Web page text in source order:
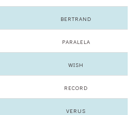
BERTRAND
PARALELA
WISH
RECORD
VERUS